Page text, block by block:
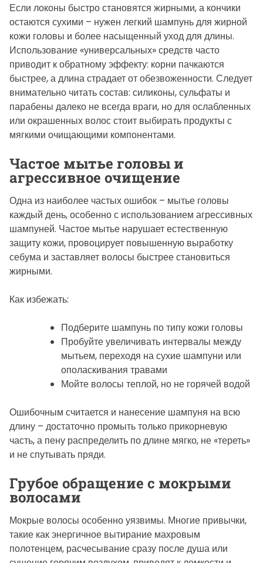
Если локоны быстро становятся жирными, а кончики
остаются сухими – нужен легкий шампунь для жирной
кожи головы и более насыщенный уход для длины.
Использование «универсальных» средств часто
приводит к обратному эффекту: корни пачкаются
быстрее, а длина страдает от обезвоженности. Следует
внимательно читать состав: силиконы, сульфаты и
парабены далеко не всегда враги, но для ослабленных
или окрашенных волос стоит выбирать продукты с
мягкими очищающими компонентами.
Частое мытье головы и
агрессивное очищение
Одна из наиболее частых ошибок – мытье головы
каждый день, особенно с использованием агрессивных
шампуней. Частое мытье нарушает естественную
защиту кожи, провоцирует повышенную выработку
себума и заставляет волосы быстрее становиться
жирными.
Как избежать:
Подберите шампунь по типу кожи головы
Пробуйте увеличивать интервалы между
мытьем, переходя на сухие шампуни или
ополаскивания травами
Мойте волосы теплой, но не горячей водой
Ошибочным считается и нанесение шампуня на всю
длину – достаточно промыть только прикорневую
часть, а пену распределить по длине мягко, не «тереть»
и не спутывать пряди.
Грубое обращение с мокрыми
волосами
Мокрые волосы особенно уязвимы. Многие привычки,
такие как энергичное вытирание махровым
полотенцем, расчесывание сразу после душа или